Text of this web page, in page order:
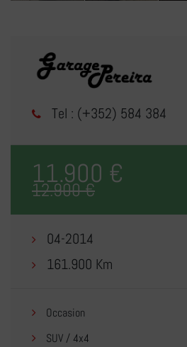
Tel : (+352) 584 384
11.900 €
12.900 €
04-2014
161.900 Km
Occasion
SUV / 4x4